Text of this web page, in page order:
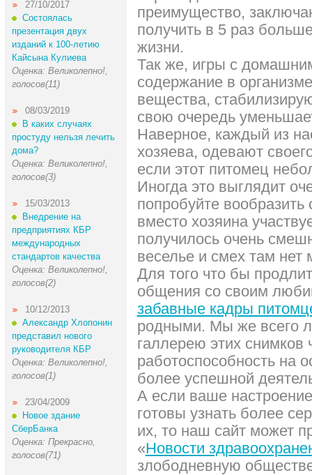
27/10/2017
Состоялась
презентация двух
изданий к 100-летию
Кайсына Кулиева
Оценка: Великолепно!,
голосов(11)
08/03/2019
В каких случаях
простуду нельзя лечить
дома?
Оценка: Великолепно!,
голосов(3)
15/03/2013
Внедрение на
предприятиях КБР
международных
стандартов качества
Оценка: Великолепно!,
голосов(2)
10/12/2013
Александр Хлопонин
представил нового
руководителя КБР
Оценка: Великолепно!,
голосов(1)
23/04/2009
Новое здание
СберБанка
Оценка: Прекрасно,
голосов(71)
преимущество,
получить в 5 раз
жизни.
Так же, игры с
содержание в
вещества,
свою очередь
Наверное, каждый из
хозяева, одевают
если этот питомец
Иногда это выглядит
попробуйте
вместо хозяина
получилось очень
веселье и смех там нет
Для того что бы
общения со своим
забавные кадры
родными. Мы же всего
галлерею этих
работоспособность на
более успешной
А если ваше
готовы узнать более
их, то наш сайт может
«Новости
злободневную